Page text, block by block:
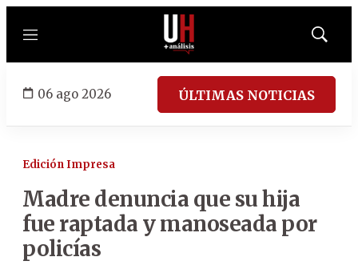
Menú
Mostrar
06 ago 2026 ÚLTIMAS NOTICIAS
Edición Impresa
Madre denuncia que su hija
fue raptada y manoseada por
policías